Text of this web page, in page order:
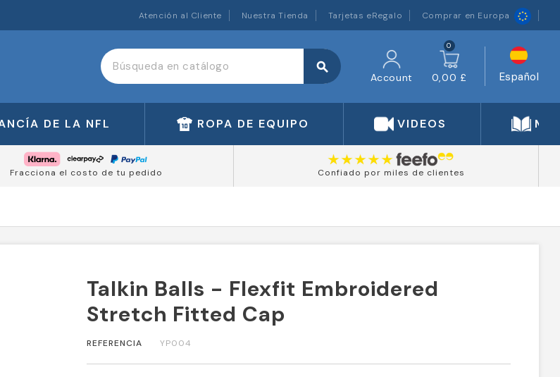
Atención al Cliente Nuestra Tienda Tarjetas eRegalo Comprar en Europa
search
Account
0
0,00 £ Español
DE LA NFL ROPA DE EQUIPO VIDEOS
Fracciona el costo de tu pedido Confiado por miles de clientes
Talkin Balls - Flexfit Embroidered
Stretch Fitted Cap
REFERENCIA YP004